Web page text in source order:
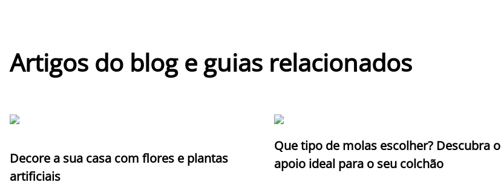
Artigos do blog e guias relacionados
Decore a sua casa com flores e plantas
artificiais
Que tipo de molas escolher? Descubra o
apoio ideal para o seu colchão